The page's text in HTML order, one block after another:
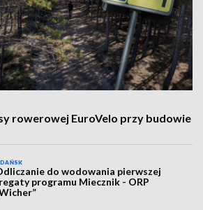
rowerowej EuroVelo przy budowie
do wodowania pierwszej
programu Miecznik - ORP